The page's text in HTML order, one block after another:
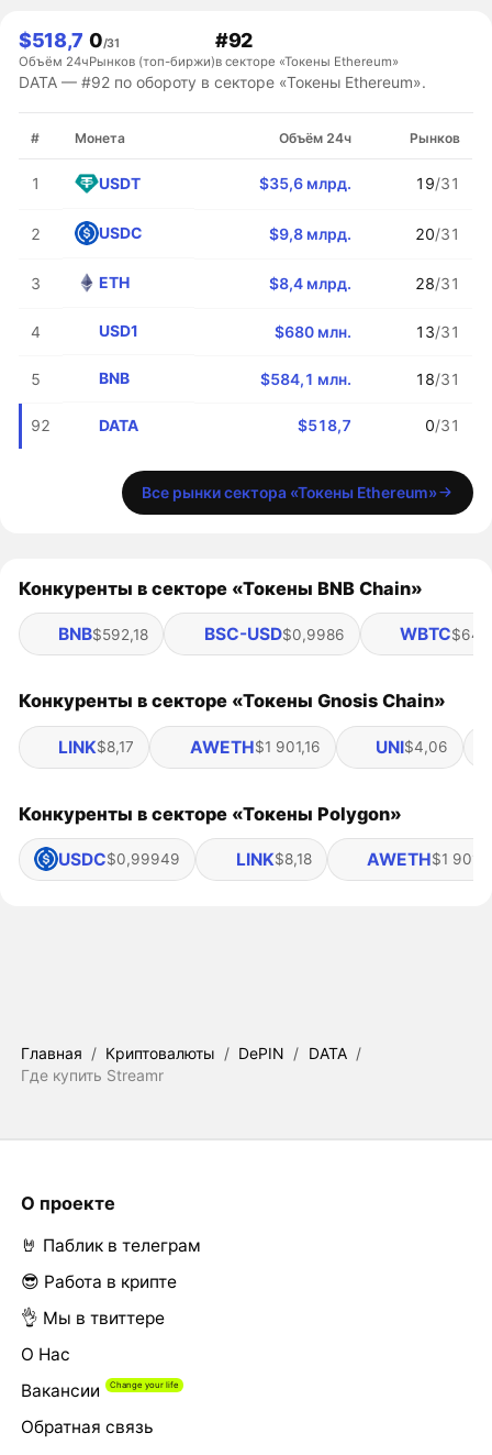
$518,7
Объём 24ч
0/31
Рынков (топ-биржи)
#92
в секторе «Токены Ethereum»
DATA — #92 по обороту в секторе «Токены Ethereum».
# Монета Объём 24ч Рынков
1 USDT $35,6 млрд. 19/31
2 USDC $9,8 млрд. 20/31
3 ETH $8,4 млрд. 28/31
4 USD1 $680 млн. 13/31
5 BNB $584,1 млн. 18/31
92 DATA $518,7 0/31
Все рынки сектора «Токены Ethereum»
Конкуренты в секторе «Токены BNB Chain»
BNB$592,18 BSC-USD$0,9986 WBTC$64
Конкуренты в секторе «Токены Gnosis Chain»
LINK$8,17 AWETH$1 901,16 UNI$4,06
Конкуренты в секторе «Токены Polygon»
USDC$0,99949 LINK$8,18 AWETH$1
Главная / Криптовалюты / DePIN / DATA /
Где купить Streamr
О проекте
🤘 Паблик в телеграм
😎 Работа в крипте
👌 Мы в твиттере
О Нас
Вакансии
Обратная связь